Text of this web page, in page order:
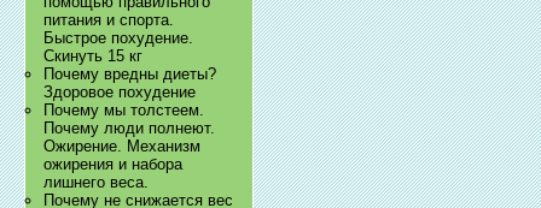
питания и спорта.
Быстрое похудение.
Скинуть 15 кг
Почему вредны диеты?
Здоровое похудение
Почему мы толстеем.
Почему люди полнеют.
Ожирение. Механизм
ожирения и набора
лишнего веса.
Почему не снижается вес